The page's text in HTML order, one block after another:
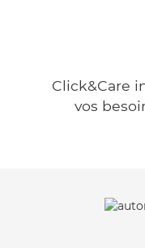
Click&Care
vos